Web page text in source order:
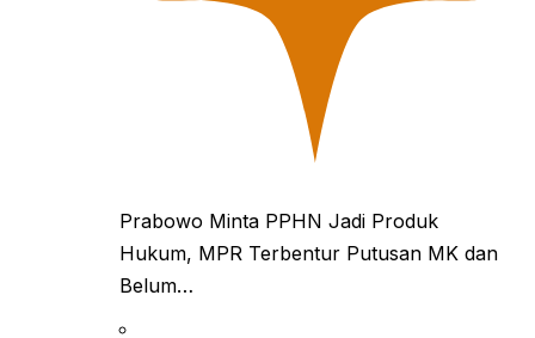
Prabowo Minta PPHN Jadi Produk
Hukum, MPR Terbentur Putusan MK dan
Belum…